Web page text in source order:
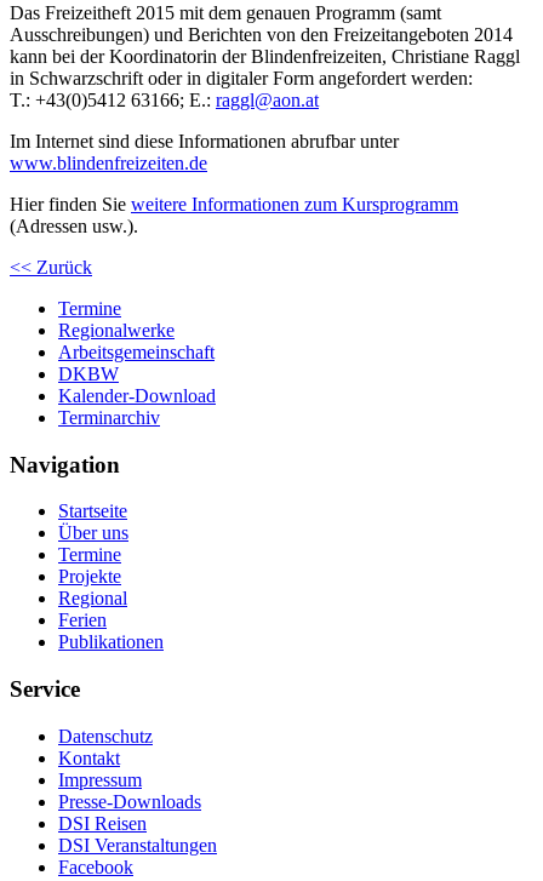
Das Freizeitheft 2015 mit dem genauen Programm (samt
Ausschreibungen) und Berichten von den Freizeitangeboten 2014
kann bei der Koordinatorin der Blindenfreizeiten, Christiane Raggl
in Schwarzschrift oder in digitaler Form angefordert werden:
T.: +43(0)5412 63166; E.: raggl@aon.at
Im Internet sind diese Informationen abrufbar unter
www.blindenfreizeiten.de
Hier finden Sie weitere Informationen zum Kursprogramm
(Adressen usw.).
<< Zurück
Termine
Regionalwerke
Arbeitsgemeinschaft
DKBW
Kalender-Download
Terminarchiv
Navigation
Startseite
Über uns
Termine
Projekte
Regional
Ferien
Publikationen
Service
Datenschutz
Kontakt
Impressum
Presse-Downloads
DSI Reisen
DSI Veranstaltungen
Facebook